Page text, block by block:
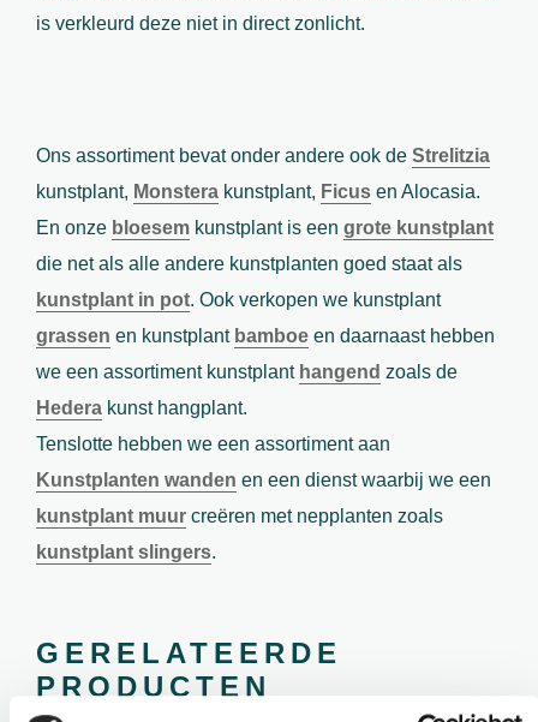
is verkleurd deze niet in direct zonlicht.
Ons assortiment bevat onder andere ook de Strelitzia
kunstplant, Monstera kunstplant, Ficus en Alocasia.
En onze bloesem kunstplant is een grote kunstplant
die net als alle andere kunstplanten goed staat als
kunstplant in pot. Ook verkopen we kunstplant
grassen en kunstplant bamboe en daarnaast hebben
we een assortiment kunstplant hangend zoals de
Hedera kunst hangplant.
Tenslotte hebben we een assortiment aan
Kunstplanten wanden en een dienst waarbij we een
kunstplant muur creëren met nepplanten zoals
kunstplant slingers.
GERELATEERDE
PRODUCTEN